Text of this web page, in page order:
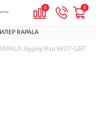
0 0
Jigging Rap W07-GBT